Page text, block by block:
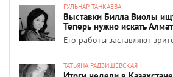
ГУЛЬНАР ТАНКАЕВА
Выставки Билла Виолы
Теперь нужно искать
Его работы заставляют
ТАТЬЯНА РАДЗИШЕВСКАЯ